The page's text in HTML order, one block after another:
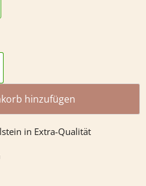
hinzufügen
in Extra-Qualität